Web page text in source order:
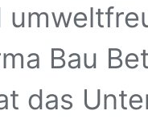
Bau
das